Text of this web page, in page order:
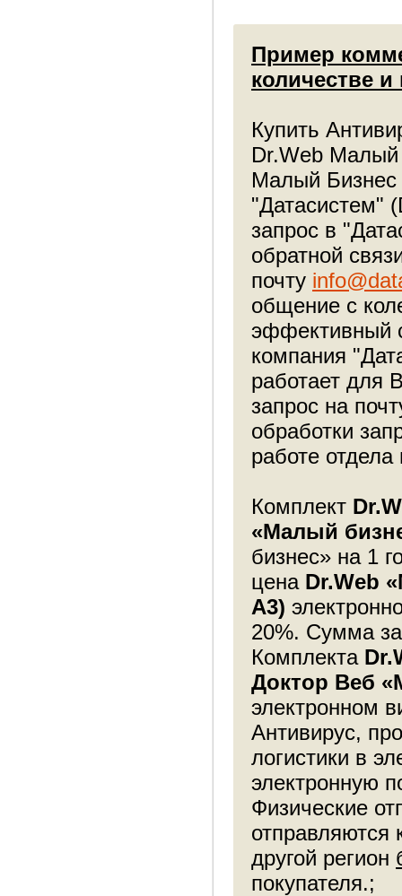
Пример
количестве
Купить
Dr.Web Малый
Малый Бизнес
"Датасистем"
запрос в
обратной
почту
общение с
эффективный
компания
работает для
запрос на
обработки
работе
Комплект
«Малый
бизнес» на 1
цена Dr.Web
A3)
20%. Сумма
Комплекта
Доктор Веб
электронном
Антивирус,
логистики в
электронную
Физические
отправляются
другой регион
покупателя.;